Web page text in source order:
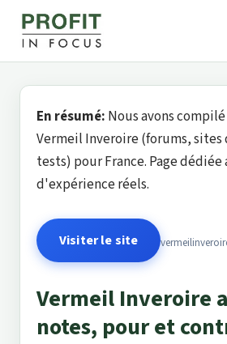
En résumé: Nous avons
Vermeil Inveroire (forums,
tests) pour France. Page
d'expérience réels.
Visiter le site
Vermeil Inveroire
notes, pour et